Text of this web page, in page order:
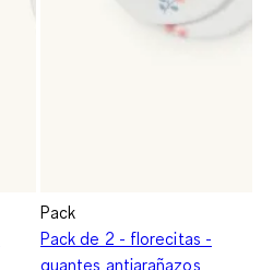
Pack
Pack de 2 - florecitas -
guantes antiarañazos